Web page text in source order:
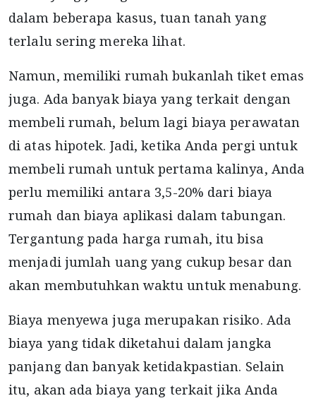
dalam beberapa kasus, tuan tanah yang
terlalu sering mereka lihat.
Namun, memiliki rumah bukanlah tiket emas
juga. Ada banyak biaya yang terkait dengan
membeli rumah, belum lagi biaya perawatan
di atas hipotek. Jadi, ketika Anda pergi untuk
membeli rumah untuk pertama kalinya, Anda
perlu memiliki antara 3,5-20% dari biaya
rumah dan biaya aplikasi dalam tabungan.
Tergantung pada harga rumah, itu bisa
menjadi jumlah uang yang cukup besar dan
akan membutuhkan waktu untuk menabung.
Biaya menyewa juga merupakan risiko. Ada
biaya yang tidak diketahui dalam jangka
panjang dan banyak ketidakpastian. Selain
itu, akan ada biaya yang terkait jika Anda